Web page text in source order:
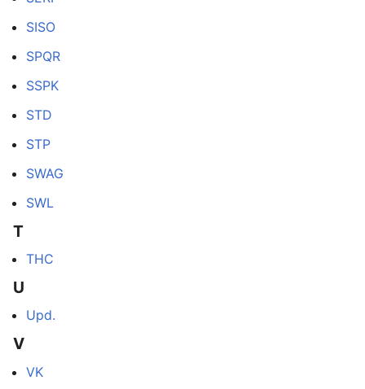
SISO
SPQR
SSPK
STD
STP
SWAG
SWL
T
THC
U
Upd.
V
VK